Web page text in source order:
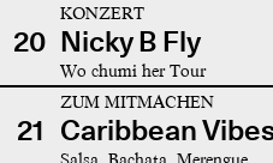
20
KONZERT
Nicky B Fly
Wo chumi her Tour
21
ZUM MITMACHEN
Caribbean